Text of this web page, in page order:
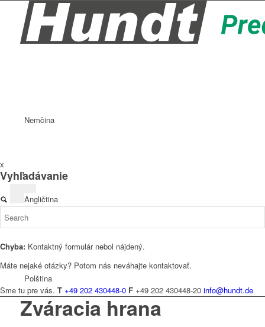
Nemčina
Angličtina
Polština
x
Vyhľadávanie
Chyba: Kontaktný formulár nebol nájdený.
Máte nejaké otázky? Potom nás neváhajte kontaktovať.
Sme tu pre vás. T +49 202 430448-0 F +49 202 430448-20 info@hundt.de
Zváracia hrana